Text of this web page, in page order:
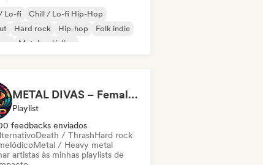
Lo-fi
Chill / Lo-fi Hip-Hop
Hard rock Hip-hop
Folk indie
Metal melódico
METAL DIVAS – Female-Fronted Metal & Hard Rock (by Livid Media)
Playlist
feedbacks enviados
Death / ThrashHard rock
Metal / Heavy metal
artistas às minhas playlists de